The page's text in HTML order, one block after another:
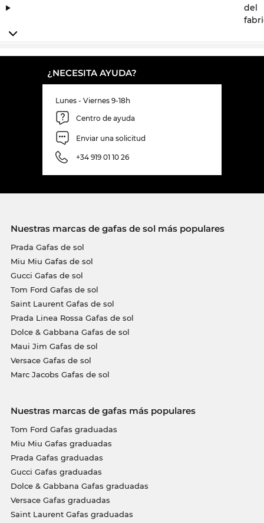
del
¿NECESITA AYUDA?
Lunes - Viernes 9-18h
Centro de ayuda
Enviar una solicitud
+34 919 01 10 26
Nuestras marcas de gafas de sol más populares
Prada Gafas de sol
Miu Miu Gafas de sol
Gucci Gafas de sol
Tom Ford Gafas de sol
Saint Laurent Gafas de sol
Prada Linea Rossa Gafas de sol
Dolce & Gabbana Gafas de sol
Maui Jim Gafas de sol
Versace Gafas de sol
Marc Jacobs Gafas de sol
Nuestras marcas de gafas más populares
Tom Ford Gafas graduadas
Miu Miu Gafas graduadas
Prada Gafas graduadas
Gucci Gafas graduadas
Dolce & Gabbana Gafas graduadas
Versace Gafas graduadas
Saint Laurent Gafas graduadas